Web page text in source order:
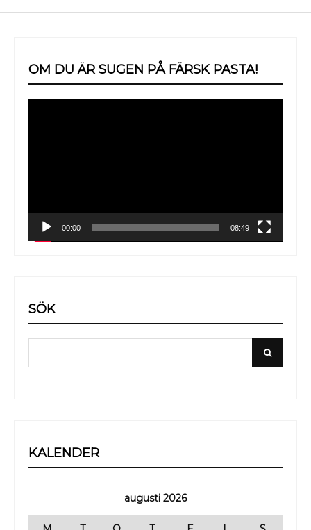
OM DU ÄR SUGEN PÅ FÄRSK PASTA!
00:00 08:49
SÖK
for:
Search
KALENDER
augusti 2026